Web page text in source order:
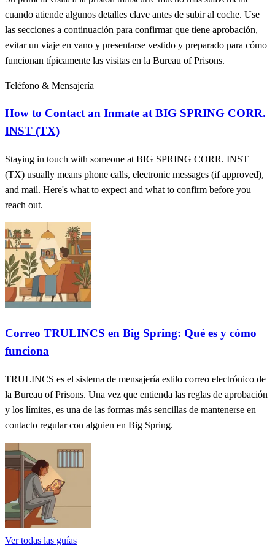
cuando atiende algunos detalles clave antes de subir al coche. Use
las secciones a continuación para confirmar que tiene aprobación,
evitar un viaje en vano y presentarse vestido y preparado para cómo
funcionan típicamente las visitas en la Bureau of Prisons.
Teléfono & Mensajería
How to Contact an Inmate at BIG SPRING CORR.
INST (TX)
Staying in touch with someone at BIG SPRING CORR. INST
(TX) usually means phone calls, electronic messages (if approved),
and mail. Here's what to expect and what to confirm before you
reach out.
Correo TRULINCS en Big Spring: Qué es y cómo
funciona
TRULINCS es el sistema de mensajería estilo correo electrónico de
la Bureau of Prisons. Una vez que entienda las reglas de aprobación
y los límites, es una de las formas más sencillas de mantenerse en
contacto regular con alguien en Big Spring.
Ver todas las guías